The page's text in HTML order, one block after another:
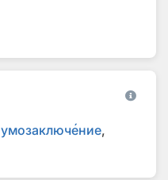
умозаключение